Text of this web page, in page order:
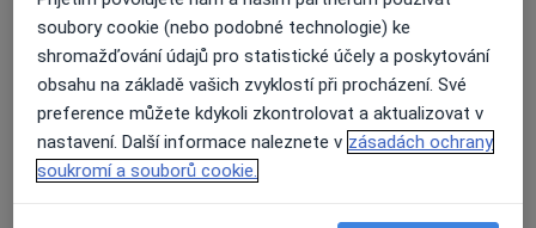
Přiblížit mapuse otevře v nové záložce
Dostupnost
Na této adrese online kalendář není aktivní
Co mám v takové situaci udělat?
soubory cookie (nebo podobné technologie) ke
shromažďování údajů pro statistické účely a poskytování
obsahu na základě vašich zvyklostí při procházení. Své
preference můžete kdykoli zkontrolovat a aktualizovat v
nastavení. Další informace naleznete v zásadách ochrany
soukromí a souborů cookie.